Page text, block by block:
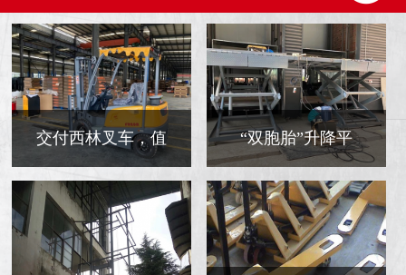
交付西林叉车，值 “双胞胎”升降平